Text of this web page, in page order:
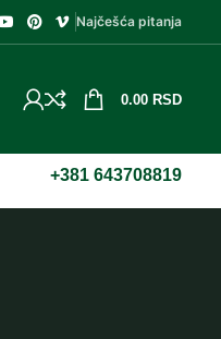
Najčešća pitanja
0.00 RSD
+381 643708819